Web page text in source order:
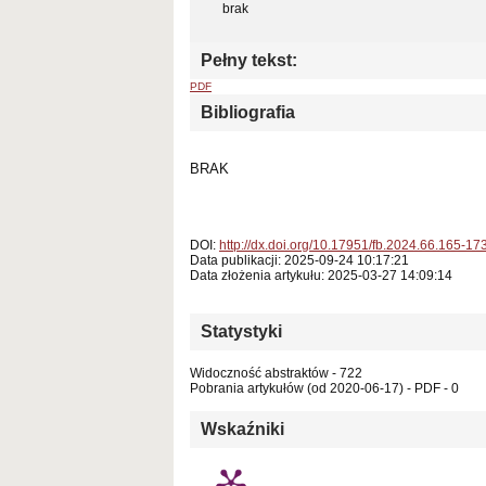
brak
Pełny tekst:
PDF
Bibliografia
BRAK
DOI: http://dx.doi.org/10.17951/fb.2024.66.165-
Data publikacji: 2025-09-24 10:17:21
Data złożenia artykułu: 2025-03-27 14:09:14
Statystyki
Widoczność abstraktów - 722
Pobrania artykułów (od 2020-06-17) - PDF - 0
Wskaźniki